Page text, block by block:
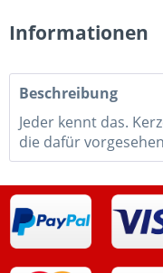
Informationen
Beschreibung
Jeder kennt das.
die dafür